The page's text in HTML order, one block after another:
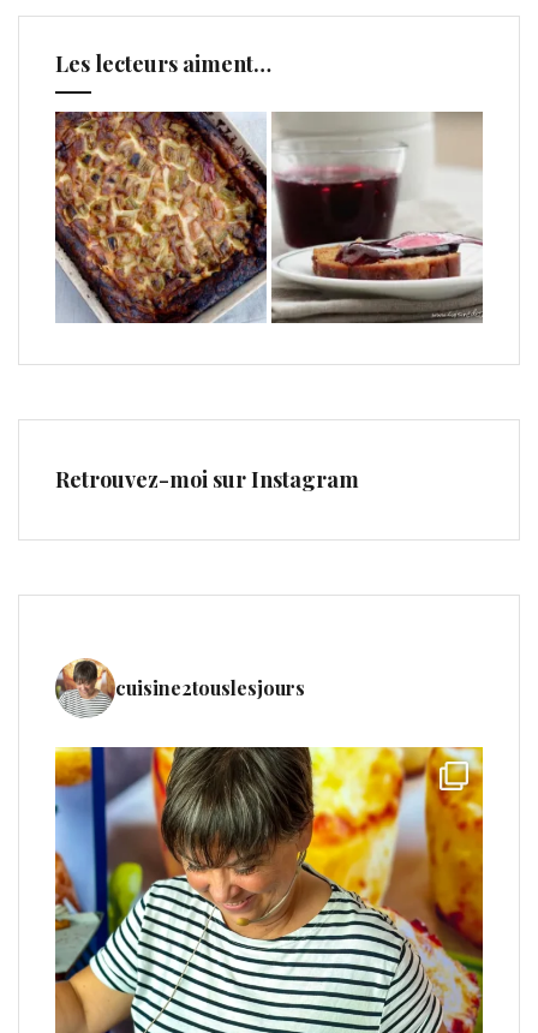
Les lecteurs aiment…
Retrouvez-moi sur Instagram
cuisine2touslesjours